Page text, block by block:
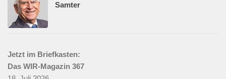
Samter
Jetzt im Briefkasten:
Das WIR-Magazin 367